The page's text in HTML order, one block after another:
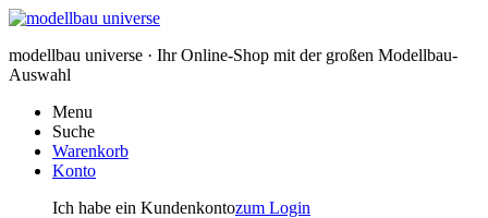
modellbau universe · Ihr Online-Shop mit der großen Modellbau-
Auswahl
Menu
Suche
Warenkorb
Konto
Ich habe ein Kundenkontozum Login